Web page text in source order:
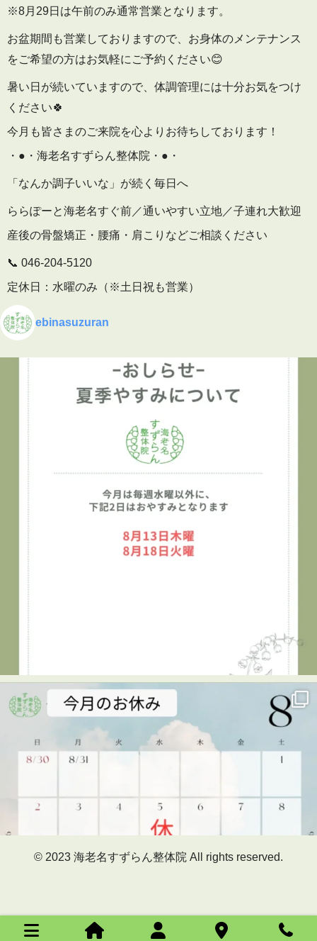
※8月29日は午前のみ通常営業となります。
お盆期間も営業しておりますので、お身体のメンテナンス
をご希望の方はお気軽にご予約ください😊
暑い日が続いていますので、体調管理には十分お気をつけ
ください🍀
今月も皆さまのご来院を心よりお待ちしております！
・●・海老名すずらん整体院・●・
「なんか調子いいな」が続く毎日へ
ららぽーと海老名すぐ前／通いやすい立地／子連れ大歓迎
産後の骨盤矯正・腰痛・肩こりなどご相談ください
📞 046-204-5120
定休日：水曜のみ（※土日祝も営業）
🕒 予約受付
平日 10:00〜19:30
土日祝 9:00〜16:00
▶ 施術内容・院内の雰囲気はこちら
プロフィールのリンクからご覧いただけます
海老名
View on Facebook Share
海老名すずらん整体院
👦✨キッズタウン2026に参加しました！✨
7月29日、海老名市民活動センター ビナレッジで開催され
た「キッズタウン2026」に、海老名すずらん整体院も出展
させていただきました😊
キッズタウンは、子どもたちがさまざまな仕事を体験し、
楽しみながら学べるイベント。
当院では、「整体師のお仕事体験」を実施しました！
🔹実際に手技（マッサージ）に挑戦！
て真剣な表情に。
「帰ったらママとパパにやってあげたい！」
ebinasuzuran
© 2023 海老名すずらん整体院 All rights reserved.